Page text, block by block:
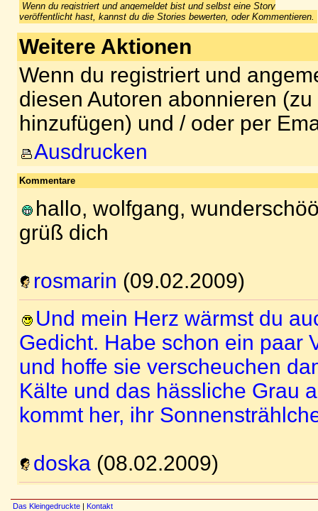
Wenn du registriert und angemeldet bist und selbst eine Story
veröffentlicht hast, kannst du die Stories bewerten, oder Kommentieren.
Weitere Aktionen
Wenn du registriert und
diesen Autoren abonnieren
hinzufügen) und / oder per
Ausdrucken
Kommentare
hallo, wolfgang,
grüß dich
rosmarin (09.02.2009)
Und mein Herz wärmst du
Gedicht. Habe schon ein paar
und hoffe sie verscheuchen
Kälte und das hässliche Grau
kommt her, ihr
doska (08.02.2009)
Das Kleingedruckte | Kontakt